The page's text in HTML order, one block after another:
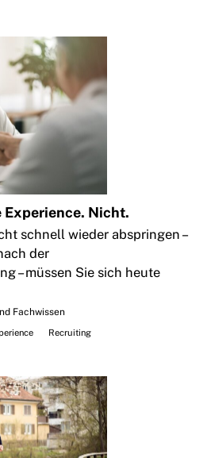
Experience. Nicht.
schnell wieder abspringen –
der
– müssen Sie sich heute
Fachwissen
Recruiting